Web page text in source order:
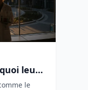
leurs
le